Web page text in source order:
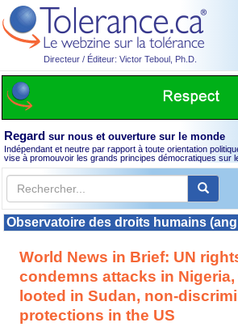
Directeur / Éditeur: Victor Teboul, Ph.D.
Regard sur nous et ouverture sur le monde
Indépendant et neutre par rapport à toute orientation
vise à promouvoir les grands principes démocratiques sur
Observatoire des droits humains
World News in Brief: UN
condemns attacks in
looted in Sudan, non-
protections in the US